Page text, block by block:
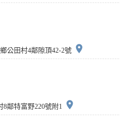
公田村4鄰隙頂42-2號 place
鄰特富野220號附1
place